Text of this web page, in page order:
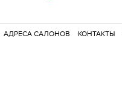
АДРЕСА САЛОНОВ КОНТАКТЫ